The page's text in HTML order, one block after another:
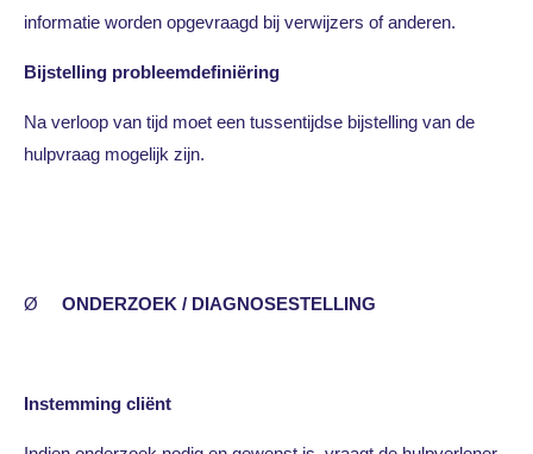
informatie worden opgevraagd bij verwijzers of anderen.
Bijstelling probleemdefiniëring
Na verloop van tijd moet een tussentijdse bijstelling van de
hulpvraag mogelijk zijn.
Ø ONDERZOEK / DIAGNOSESTELLING
Instemming cliënt